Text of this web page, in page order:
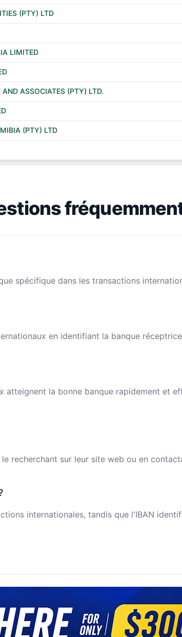
(PTY) LTD
LIMITED
AND ASSOCIATES (PTY) LTD.
(PTY) LTD
spécifique dans les transactions
en identifiant la banque
atteignent la bonne banque rapidement et
recherchant sur leur site web ou en
internationales, tandis que l'IBAN